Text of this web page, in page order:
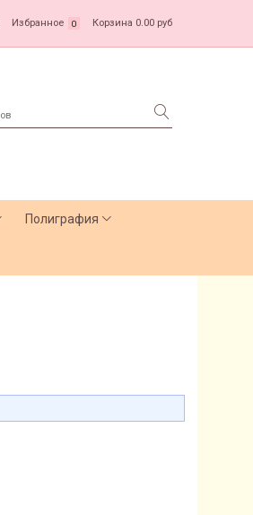
Избранное 0 Корзина 0.00 руб
Полиграфия